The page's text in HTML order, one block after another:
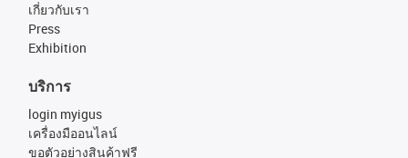
เกี่ยวกับเรา
Press
Exhibition
บริการ
login myigus
เครื่องมืออนไลน์
ขอตัวอย่างสินค้าฟรี